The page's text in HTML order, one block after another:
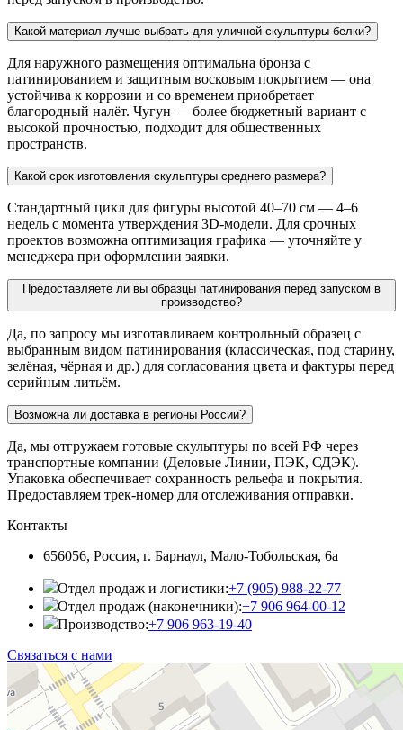
Какой материал лучше выбрать для уличной скульптуры белки?
Для наружного размещения оптимальна бронза с
патинированием и защитным восковым покрытием — она
устойчива к коррозии и со временем приобретает
благородный налёт. Чугун — более бюджетный вариант с
высокой прочностью, подходит для общественных
пространств.
Какой срок изготовления скульптуры среднего размера?
Стандартный цикл для фигуры высотой 40–70 см — 4–6
недель с момента утверждения 3D-модели. Для срочных
проектов возможна оптимизация графика — уточняйте у
менеджера при оформлении заявки.
Предоставляете ли вы образцы патинирования перед запуском в
производство?
Да, по запросу мы изготавливаем контрольный образец с
выбранным видом патинирования (классическая, под старину,
зелёная, чёрная и др.) для согласования цвета и фактуры перед
серийным литьём.
Возможна ли доставка в регионы России?
Да, мы отгружаем готовые скульптуры по всей РФ через
транспортные компании (Деловые Линии, ПЭК, СДЭК).
Упаковка обеспечивает сохранность рельефа и покрытия.
Предоставляем трек-номер для отслеживания отправки.
Контакты
656056, Россия, г. Барнаул, Мало-Тобольская, 6а
Отдел продаж и логистики:+7 (905) 988-22-77
Отдел продаж (наконечники):+7 906 964-00-12
Производство:+7 906 963-19-40
Связаться с нами